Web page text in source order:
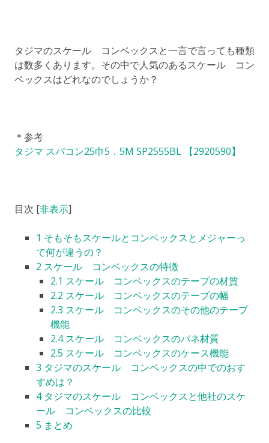
タジマのスケール コンベックスと一言で言っても種類
は数多くあります。その中で人気のあるスケール コン
ベックスはどれなのでしょうか？
＊参考
タジマ スパコン25巾5．5M SP2555BL 【2920590】
目次 [非表示]
1 そもそもスケールとコンベックスとメジャーっ
て何が違うの？
2 スケール コンベックスの特徴
2.1 スケール コンベックスのテープの材質
2.2 スケール コンベックスのテープの幅
2.3 スケール コンベックスのその他のテープ
機能
2.4スケール コンベックスのバネ材質
2.5 スケール コンベックスのケース機能
3 タジマのスケール コンベックスの中でのおす
すめは？
4タジマのスケール コンベックスと他社のスケ
ール コンベックスの比較
5 まとめ